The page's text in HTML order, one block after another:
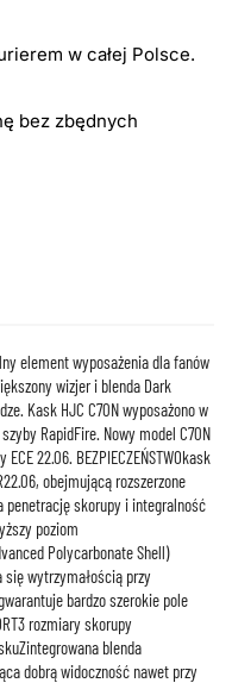
w całej Polsce.
bez zbędnych
element wyposażenia dla fanów
wizjer i blenda Dark
Kask HJC C70N wyposażono w
RapidFire. Nowy model C70N
22.06. BEZPIECZEŃSTWOkask
obejmującą rozszerzone
penetrację skorupy i integralność
poziom
Polycarbonate Shell)
się wytrzymałością przy
bardzo szerokie pole
rozmiary skorupy
blenda
dobrą widoczność nawet przy